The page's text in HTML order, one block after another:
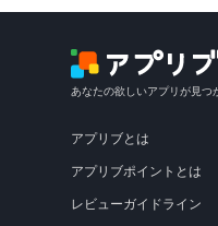
あなたの欲しいアプリが見つ
アプリブとは
アプリブポイントとは
レビューガイドライン